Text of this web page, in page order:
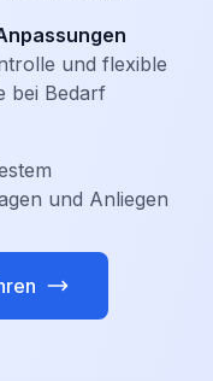
und flexible
bei Bedarf
und Anliegen